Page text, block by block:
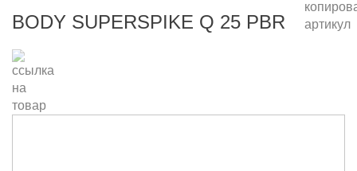
BODY SUPERSPIKE Q 25 PBR